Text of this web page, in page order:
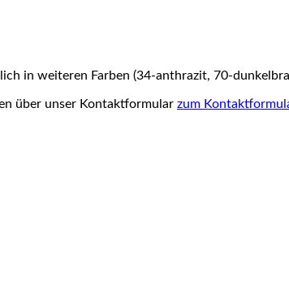
in weiteren Farben (34-anthrazit, 70-
über unser Kontaktformular zum